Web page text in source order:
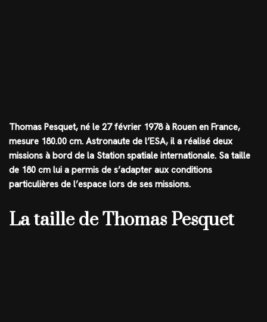
Thomas Pesquet, né le 27 février 1978 à Rouen en France,
mesure 180.00 cm. Astronaute de l’ESA, il a réalisé deux
missions à bord de la Station spatiale internationale. Sa taille
de 180 cm lui a permis de s’adapter aux conditions
particulières de l’espace lors de ses missions.
La taille de Thomas Pesquet